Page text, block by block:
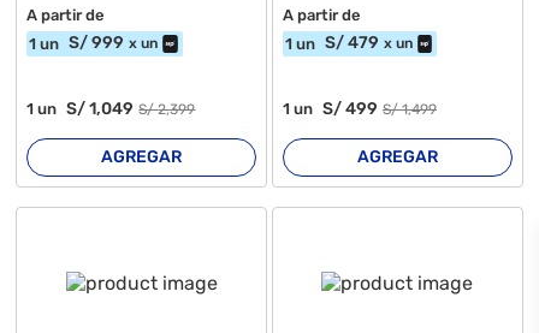
A partir de
1 un S/999 xun
1un S/1,049 S/2,399
AGREGAR
A partir de
1 un S/479 x un
1 un S/499 S/1,499
AGREGAR